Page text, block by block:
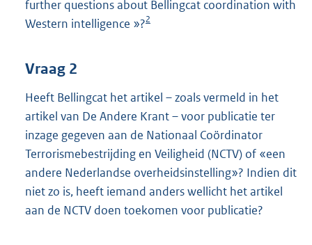
further questions about Bellingcat coordination with
Western intelligence »?2
Vraag 2
Heeft Bellingcat het artikel – zoals vermeld in het
artikel van De Andere Krant – voor publicatie ter
inzage gegeven aan de Nationaal Coördinator
Terrorismebestrijding en Veiligheid (NCTV) of «een
andere Nederlandse overheidsinstelling»? Indien dit
niet zo is, heeft iemand anders wellicht het artikel
aan de NCTV doen toekomen voor publicatie?